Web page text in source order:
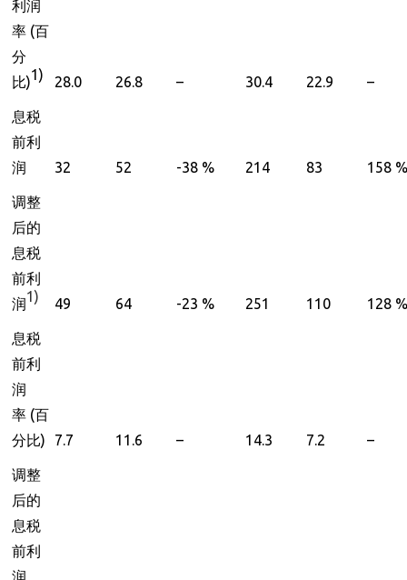
利润
率(百
分
比)1) 28.0 26.8 – 30.4 22.9 –
息税
前利
润
32 52 -38 % 214 83 158 %
调整
后的
息税
前利
润1) 49 64 -23 % 251 110 128 %
息税
前利
润
率(百
分比) 7.7 11.6 – 14.3 7.2 –
调整
后的
息税
前利
润